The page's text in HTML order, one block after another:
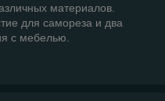
материалов.
для самореза и два
с мебелью.